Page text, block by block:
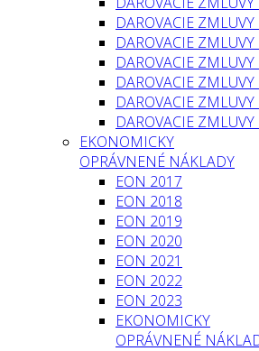
DAROVACIE ZMLUVY
DAROVACIE
DAROVACIE
DAROVACIE
DAROVACIE
DAROVACIE
EKONOMICKY
OPRÁVNENÉ NÁKLADY
EON 2017
EON 2018
EON 2019
EON 2020
EON 2021
EON 2022
EON 2023
EKONOMICKY
OPRÁVNENÉ